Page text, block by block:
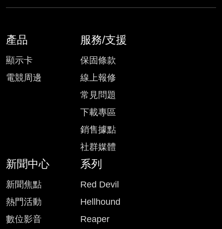
產品
顯示卡
電競周邊
服務/支援
保固條款
線上報修
常見問題
下載專區
銷售據點
社群媒體
新聞中心
新聞焦點
熱門活動
數位影音
系列
Red Devil
Hellhound
Reaper